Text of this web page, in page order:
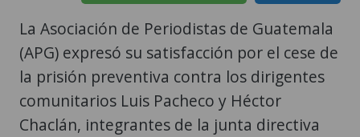
La Asociación de Periodistas de Guatemala
(APG) expresó su satisfacción por el cese de
la prisión preventiva contra los dirigentes
comunitarios Luis Pacheco y Héctor
Chaclán, integrantes de la junta directiva